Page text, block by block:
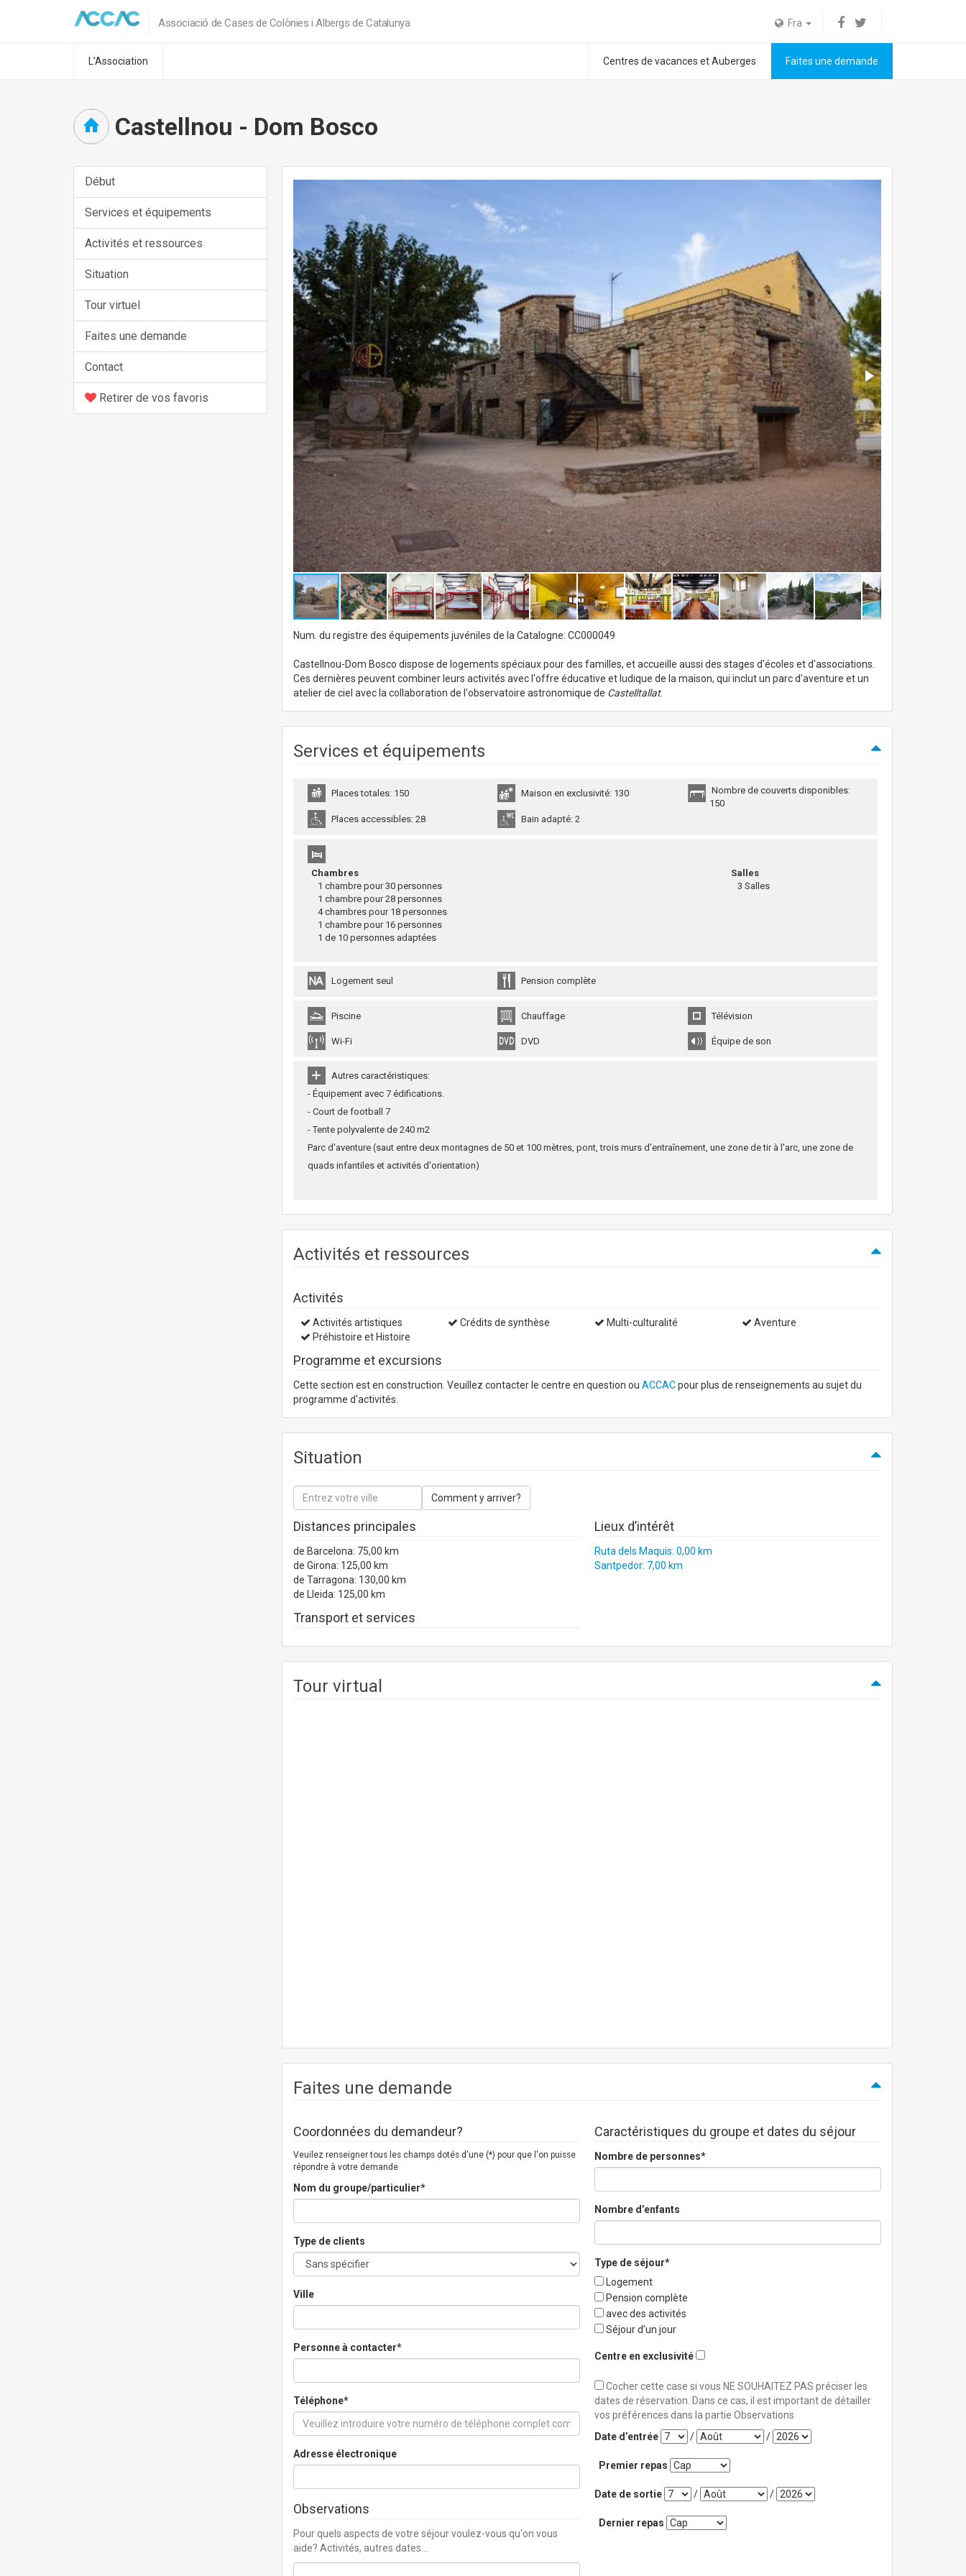
Associació de Cases de Colònies i Albergs de Catalunya Fra
L’Association Faites une demande
Centres de vacances et Auberges
Castellnou - Dom Bosco
Début
Services et équipements
Activités et ressources
Situation
Tour virtuel
Faites une demande
Contact
Retirer de vos favoris
Num. du registre des équipements juvéniles de la Catalogne: CC000049
Castellnou-Dom Bosco dispose de logements spéciaux pour des familles, et accueille aussi des stages d'écoles et d'associations.
Ces dernières peuvent combiner leurs activités avec l'offre éducative et ludique de la maison, qui inclut un parc d'aventure et un
atelier de ciel avec la collaboration de l'observatoire astronomique de Castelltallat.
Services et équipements
Places totales: 150 Maison en exclusivité: 130
Nombre de couverts disponibles:
150
Places accessibles: 28
Bain adapté: 2
Chambres
1 chambre pour 30 personnes
1 chambre pour 28 personnes
4 chambres pour 18 personnes
1 chambre pour 16 personnes
1 de 10 personnes adaptées
Salles
3 Salles
Logement seul Pension complète
Piscine Chauffage Télévision
Wi-Fi DVD Équipe de son
Autres caractéristiques:
- Équipement avec 7 édifications.
- Court de football 7
- Tente polyvalente de 240 m2
Parc d'aventure (saut entre deux montagnes de 50 et 100 mètres, pont, trois murs d'entraînement, une zone de tir à l'arc, une zone de
quads infantiles et activités d'orientation)
Activités et ressources
Activités
Activités artistiques Crédits de synthèse Multi-culturalité
Aventure
Préhistoire et Histoire
Programme et excursions
Cette section est en construction. Veuillez contacter le centre en question ou ACCACpour plus de renseignements au sujet du
programme d'activités.
Situation
Distances principales
de Barcelona: 75,00 km
de Girona: 125,00 km
de Tarragona: 130,00 km
de Lleida: 125,00 km
Transport et services
Lieux d’intérêt
Ruta dels Maquis: 0,00 km
Santpedor: 7,00 km
Tour virtual
Faites une demande
Coordonnées du demandeur?
Veuilez renseigner tous les champs dotés d'une (*) pour que l'on puisse
répondre à votre demande
Nom du groupe/particulier*
Type de clients
Ville
Personne à contacter*
Téléphone*
Adresse électronique
Observations
Pour quels aspects de votre séjour voulez-vous qu'on vous
aide? Activités, autres dates…
Caractéristiques du groupe et dates du séjour
Nombre de personnes*
Nombre d’enfants
Type de séjour*
Logement
Pension complète
avec des activités
Séjour d’un jour
Centre en exclusivité
Cocher cette case si vous NE SOUHAITEZ PAS préciser les
dates de réservation. Dans ce cas, il est important de détailler
vos préférences dans la partie Observations
Date d’entrée
/ /
Premier repas
Date de sortie / /
Dernier repas